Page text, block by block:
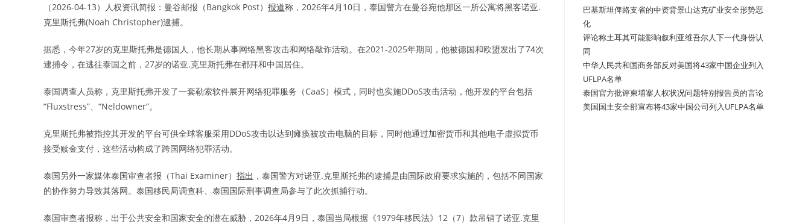
（2026-04-13）人权资讯简报：曼谷邮报（Bangkok Post） 报道称，2026年4月10日，泰国警方在曼谷宛他那区一所公寓将黑客诺亚.
克里斯托弗(Noah Christopher)逮捕。
据悉，今年27岁的克里斯托弗是德国人，他长期从事网络黑客攻击和网络敲诈活动。在2021-2025年期间，他被德国和欧盟发出了74次
逮捕令，在逃往泰国之前，27岁的诺亚.克里斯托弗在都拜和中国居住。
泰国调查人员称，克里斯托弗开发了一套勒索软件展开网络犯罪服务（CaaS）模式，同时也实施DDoS攻击活动，他开发的平台包括
“Fluxstress”、“Neldowner”。
克里斯托弗被指控其开发的平台可供全球客服采用DDoS攻击以达到瘫痪被攻击电脑的目标，同时他通过加密货币和其他电子虚拟货币
接受赎金支付，这些活动构成了跨国网络犯罪活动。
泰国另外一家媒体泰国审查者报（Thai Examiner） 指出 ，泰国警方对诺亚.克里斯托弗的逮捕是由国际政府要求实施的，包括不同国家
的协作努力导致其落网。泰国移民局调查科、泰国国际刑事调查局参与了此次抓捕行动。
泰国审查者报称，出于公共安全和国家安全的潜在威胁，2026年4月9日，泰国当局根据《1979年移民法》12（7）款吊销了诺亚.克里
巴基斯坦俾路支省的中资背景山达克矿业安全形势恶
化
评论称土耳其可能影响叙利亚维吾尔人下一代身份认
同
中华人民共和国商务部反对美国将43家中国企业列入
UFLPA名单
泰国官方批评柬埔寨人权状况问题特别报告员的言论
美国国土安全部宣布将43家中国公司列入UFLPA名单